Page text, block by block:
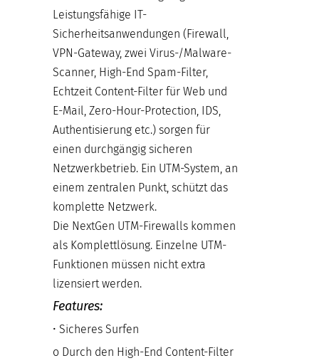
Leistungsfähige IT-
Sicherheitsanwendungen (Firewall,
VPN-Gateway, zwei Virus-/Malware-
Scanner, High-End Spam-Filter,
Echtzeit Content-Filter für Web und
E-Mail, Zero-Hour-Protection, IDS,
Authentisierung etc.) sorgen für
einen durchgängig sicheren
Netzwerkbetrieb. Ein UTM-System, an
einem zentralen Punkt, schützt das
komplette Netzwerk.
Die NextGen UTM-Firewalls kommen
als Komplettlösung. Einzelne UTM-
Funktionen müssen nicht extra
lizensiert werden.
Features:
• Sicheres Surfen
o Durch den High-End Content-Filter